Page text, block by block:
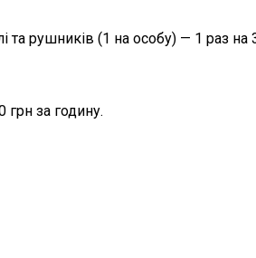
та рушників (1 на особу) — 1 раз на
грн за годину.